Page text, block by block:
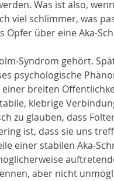
Was ist also,
viel schlimmer, was
über eine Aka-
Syndrom gehört.
psychologische
breiten
klebrige
zu glauben, dass
ist, dass sie uns
einer stabilen Aka-
aber nicht